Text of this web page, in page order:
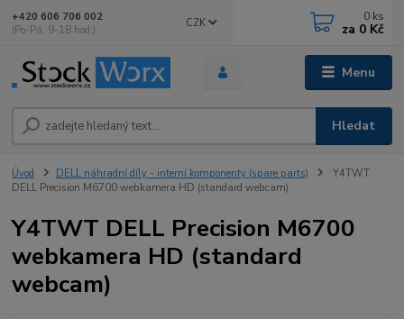
Menu
CZK
Hledat
+420 606 706 002
(Po-Pá, 9-18 hod.)
0 ks
za 0 Kč
Úvod DELL náhradní díly - interní komponenty (spare parts)
Y4TWT
DELL Precision M6700 webkamera HD (standard webcam)
Y4TWT DELL Precision M6700
webkamera HD (standard
webcam)